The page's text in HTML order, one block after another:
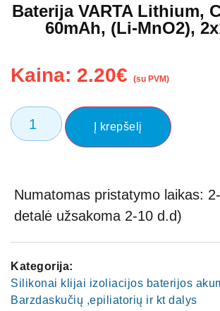
Baterija VARTA Lithium,
60mAh, (Li-MnO2),
Kaina: 2.20€ (su PVM)
Į krepšelį
Numatomas pristatymo laikas:
detalė užsakoma 2-10 d.d)
Kategorija:
Silikonai klijai izoliacijos baterijos
Barzdaskučių ,epiliatorių ir kt dalys